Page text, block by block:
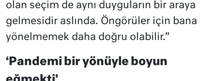
olan seçim de aynı duyguların bir araya
gelmesidir aslında. Öngörüler için bana
yönelmemek daha doğru olabilir.”
‘Pandemi bir yönüyle boyun